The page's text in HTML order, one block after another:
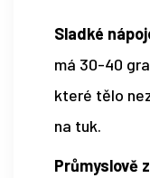
Sladké
má 30-40
které tělo
na tuk.
Průmyslově